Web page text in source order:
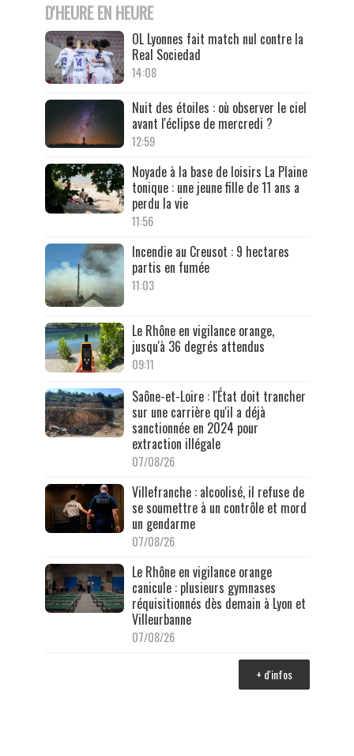
D'HEURE EN HEURE
OL Lyonnes fait match nul contre la
Real Sociedad
14:08
Nuit des étoiles : où observer le ciel
avant l'éclipse de mercredi ?
12:59
Noyade à la base de loisirs La Plaine
tonique : une jeune fille de 11 ans a
perdu la vie
11:56
Incendie au Creusot : 9 hectares
partis en fumée
11:03
Le Rhône en vigilance orange,
jusqu'à 36 degrés attendus
09:11
Saône-et-Loire : l'État doit trancher
sur une carrière qu'il a déjà
sanctionnée en 2024 pour
extraction illégale
07/08/26
Villefranche : alcoolisé, il refuse de
se soumettre à un contrôle et mord
un gendarme
07/08/26
Le Rhône en vigilance orange
canicule : plusieurs gymnases
réquisitionnés dès demain à Lyon et
Villeurbanne
07/08/26
+ d'infos